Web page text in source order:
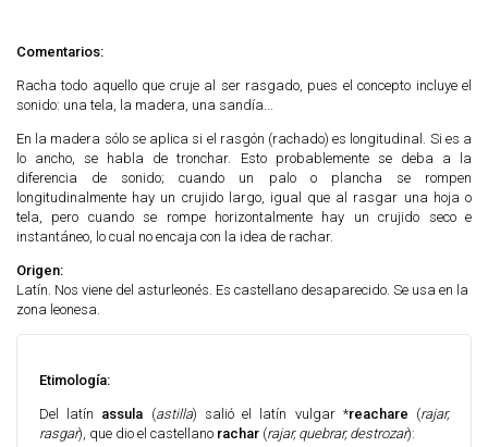
Comentarios:
Racha todo aquello que cruje al ser rasgado, pues el concepto incluye el
sonido: una tela, la madera, una sandía...
En la madera sólo se aplica si el rasgón (rachado) es longitudinal. Si es a
lo ancho, se habla de tronchar. Esto probablemente se deba a la
diferencia de sonido; cuando un palo o plancha se rompen
longitudinalmente hay un crujido largo, igual que al rasgar una hoja o
tela, pero cuando se rompe horizontalmente hay un crujido seco e
instantáneo, lo cual no encaja con la idea de rachar.
Origen:
Latín. Nos viene del asturleonés. Es castellano desaparecido. Se usa en la
zona leonesa.
Etimología:
Del latín assula (astilla) salió el latín vulgar *reachare (rajar,
rasgar), que dio el castellano rachar (rajar, quebrar, destrozar):